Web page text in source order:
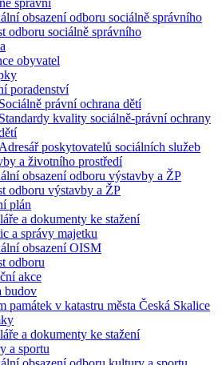
správní
obsazení odboru sociálně správního
odboru sociálně správního
obyvatel
poradenství
Sociálně právní ochrana dětí
Standardy kvality sociálně-právní ochrany
Adresář poskytovatelů sociálních služeb
a životního prostředí
obsazení odboru výstavby a ŽP
odboru výstavby a ŽP
plán
a dokumenty ke stažení
a správy majetku
obsazení OISM
odboru
akce
budov
památek v katastru města Česká Skalice
a dokumenty ke stažení
a sportu